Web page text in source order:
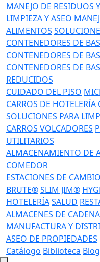
MANEJO DE RESIDUOS
LIMPIEZA Y ASEO
ALIMENTOS
CONTENEDORES DE
CONTENEDORES DE
CONTENEDORES DE
REDUCIDOS
CUIDADO DEL PISO
CARROS DE HOTELERÍA
SOLUCIONES PARA
CARROS VOLCADORES
UTILITARIOS
ALMACENAMIENTO DE
COMEDOR
ESTACIONES DE
BRUTE®SLIM JIM®
HOTELERÍASALUD
ALMACENES DE CADENA
MANUFACTURA Y
ASEO DE PROPIEDADES
Catálogo Biblioteca Blog